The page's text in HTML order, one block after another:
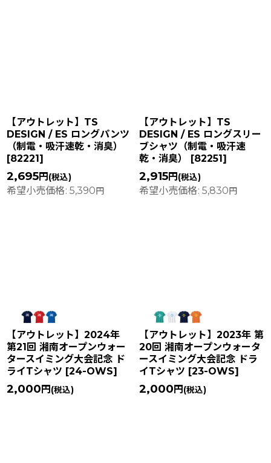
【アウトレット】TS
DESIGN / ES ロングパンツ
（制電・吸汗速乾・消臭）
[82221]
2,695円 (税込)
希望小売価格: 5,390円
【アウトレット】TS
DESIGN / ES ロングスリー
ブシャツ（制電・吸汗速
乾・消臭）
[82251]
2,915円 (税込)
希望小売価格: 5,830円
【アウトレット】2024年
第21回 湘南オープンウォー
タースイミング大会記念 ド
ライTシャツ [24-OWS]
2,000 円 (税込)
【アウトレット】2023年 第
20回 湘南オープンウォータ
ースイミング大会記念 ドラ
イTシャツ [23-OWS]
2,000 円 (税込)